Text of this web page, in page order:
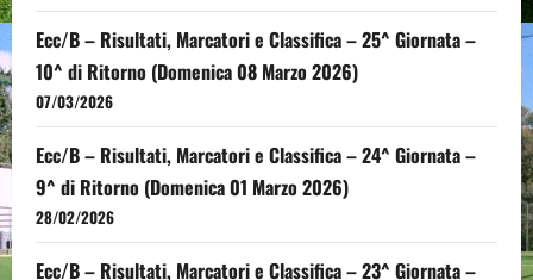
Ecc/B – Risultati, Marcatori e Classifica – 25^ Giornata –
10^ di Ritorno (Domenica 08 Marzo 2026)
07/03/2026
Ecc/B – Risultati, Marcatori e Classifica – 24^ Giornata –
9^ di Ritorno (Domenica 01 Marzo 2026)
28/02/2026
Ecc/B – Risultati, Marcatori e Classifica – 23^ Giornata –